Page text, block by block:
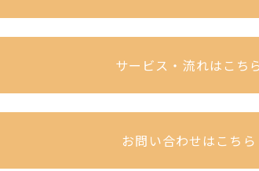
サービス・流れはこち
お問い合わせはこちら